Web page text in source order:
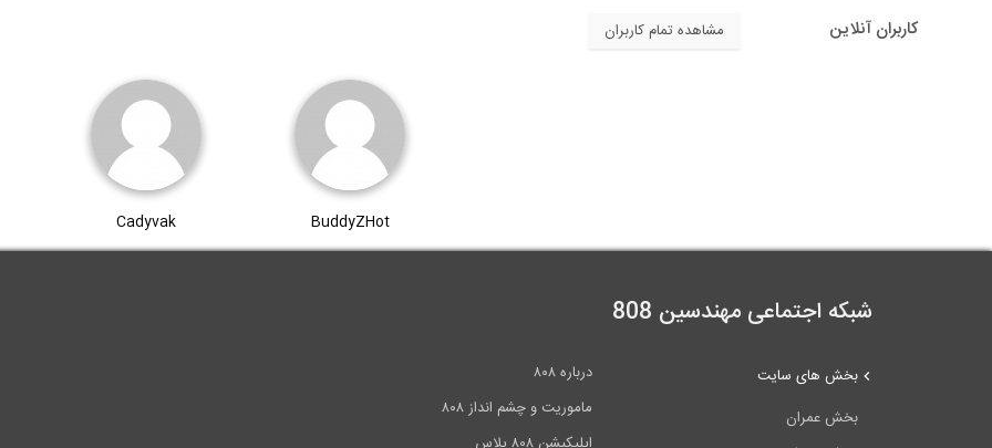
کاربران آنلاین مشاهده تمام کاربران
BuddyZHot
Cadyvak
شبکه اجتماعی مهندسین 808
درباره ۸۰۸
ماموریت و چشم انداز ۸۰۸
بخش های سایت
بخش عمران